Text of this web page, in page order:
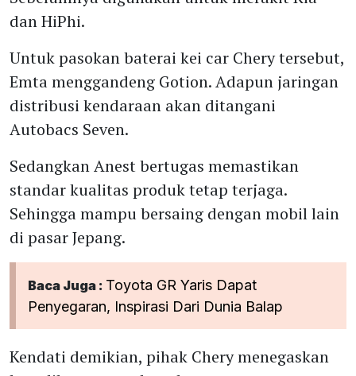
dan HiPhi.
Untuk pasokan baterai kei car Chery tersebut,
Emta menggandeng Gotion. Adapun jaringan
distribusi kendaraan akan ditangani
Autobacs Seven.
Sedangkan Anest bertugas memastikan
standar kualitas produk tetap terjaga.
Sehingga mampu bersaing dengan mobil lain
di pasar Jepang.
Baca Juga : Toyota GR Yaris Dapat
Penyegaran, Inspirasi Dari Dunia Balap
Kendati demikian, pihak Chery menegaskan